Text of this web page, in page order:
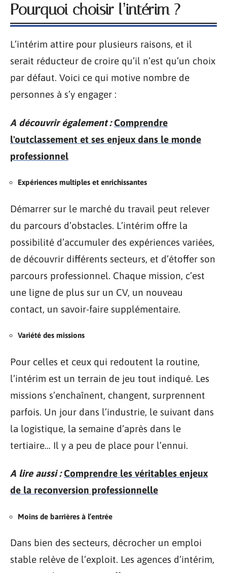
Pourquoi choisir l’intérim ?
L’intérim attire pour plusieurs raisons, et il
serait réducteur de croire qu’il n’est qu’un choix
par défaut. Voici ce qui motive nombre de
personnes à s’y engager :
A découvrir également : Comprendre
l'outclassement et ses enjeux dans le monde
professionnel
Expériences multiples et enrichissantes
Démarrer sur le marché du travail peut relever
du parcours d’obstacles. L’intérim offre la
possibilité d’accumuler des expériences variées,
de découvrir différents secteurs, et d’étoffer son
parcours professionnel. Chaque mission, c’est
une ligne de plus sur un CV, un nouveau
contact, un savoir-faire supplémentaire.
Variété des missions
Pour celles et ceux qui redoutent la routine,
l’intérim est un terrain de jeu tout indiqué. Les
missions s’enchaînent, changent, surprennent
parfois. Un jour dans l’industrie, le suivant dans
la logistique, la semaine d’après dans le
tertiaire… Il y a peu de place pour l’ennui.
A lire aussi : Comprendre les véritables enjeux
de la reconversion professionnelle
Moins de barrières à l’entrée
Dans bien des secteurs, décrocher un emploi
stable relève de l’exploit. Les agences d’intérim,